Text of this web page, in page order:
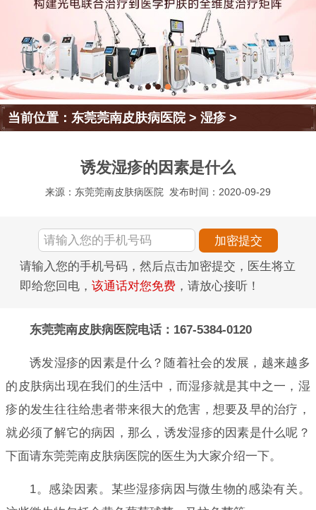
当前位置：东莞莞南皮肤病医院>湿疹>
诱发湿疹的因素是什么
来源：东莞莞南皮肤病医院 发布时间：2020-09-29
请输入您的手机号码，然后点击加密提交，医生将立
即给您回电， 该通话对您免费 ，请放心接听！
东莞莞南皮肤病医院电话：167-5384-0120
诱发湿疹的因素是什么？随着社会的发展，越来越多
的皮肤病出现在我们的生活中，而湿疹就是其中之一，湿
疹的发生往往给患者带来很大的危害，想要及早的治疗，
就必须了解它的病因，那么，诱发湿疹的因素是什么呢？
下面请东莞莞南皮肤病医院的医生为大家介绍一下。
1。感染因素。某些湿疹病因与微生物的感染有关。